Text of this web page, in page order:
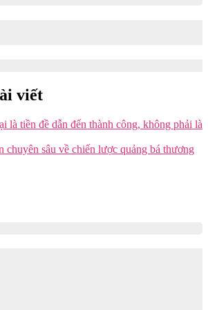
viết
là tiền đề dẫn đến thành công, không phải là
chuyên sâu về chiến lược quảng bá thương